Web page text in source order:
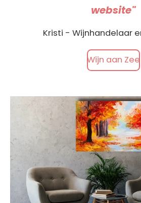
website"
Kristi - Wijnhandelaar
Wijn aan Zee